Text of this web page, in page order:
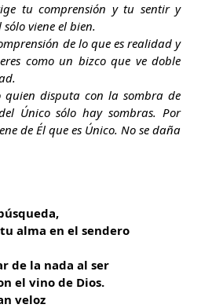
tu comprensión y tu sentir y
viene el bien.
de lo que es realidad y
como un bizco que ve doble
quien disputa con la sombra de
Único sólo hay sombras. Por
de Él que es Único. No se daña
alma en el sendero
de la nada al ser
el vino de Dios.
veloz